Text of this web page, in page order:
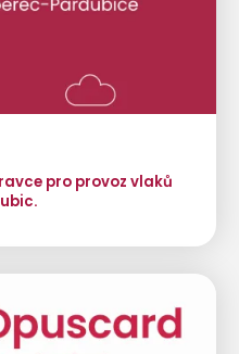
pro provoz vlaků